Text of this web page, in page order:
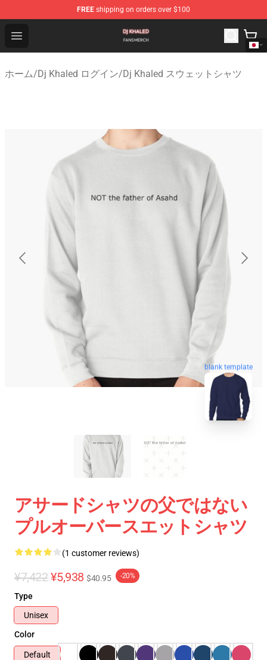
FREE shipping on orders over $100
Open menu
Dj Khaled Shop - Official Dj Khaled Merchandise Store
ホーム/Dj Khaled ログイン/Dj Khaled スウェットシャツ
blank template
アサードシャツの父ではない
プルオーバースエットシャツ
(1 customer reviews)
¥7,422 ¥5,938 $40.95 -20%
Type
Unisex
Color
Default